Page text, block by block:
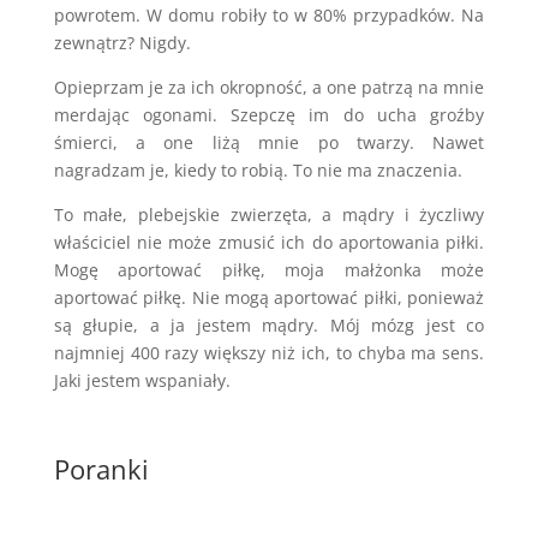
powrotem. W domu robiły to w 80% przypadków. Na
zewnątrz? Nigdy.
Opieprzam je za ich okropność, a one patrzą na mnie
merdając ogonami. Szepczę im do ucha groźby
śmierci, a one liżą mnie po twarzy. Nawet
nagradzam je, kiedy to robią. To nie ma znaczenia.
To małe, plebejskie zwierzęta, a mądry i życzliwy
właściciel nie może zmusić ich do aportowania piłki.
Mogę aportować piłkę, moja małżonka może
aportować piłkę. Nie mogą aportować piłki, ponieważ
są głupie, a ja jestem mądry. Mój mózg jest co
najmniej 400 razy większy niż ich, to chyba ma sens.
Jaki jestem wspaniały.
Poranki